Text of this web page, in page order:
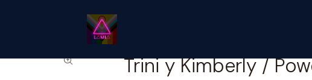
Cine Series y TV Classic
Trini y Kimberly /